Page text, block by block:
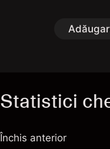
Statistici
Închis anterior